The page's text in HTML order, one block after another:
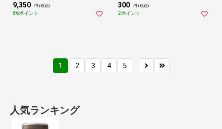
9,350 円 (税込)
86ポイント
300 円 (税込)
2ポイント
1 2 3 4 5 ...
人気ランキング